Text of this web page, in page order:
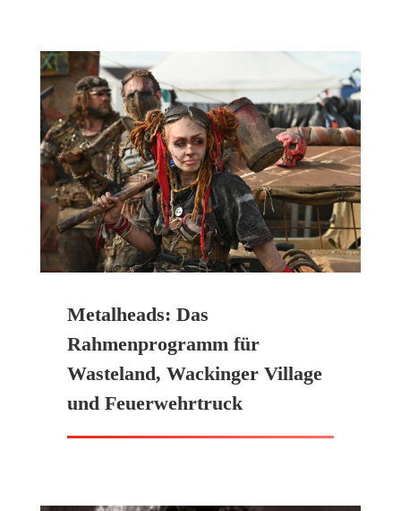
Metalheads: Das
Rahmenprogramm für
Wasteland, Wackinger Village
und Feuerwehrtruck